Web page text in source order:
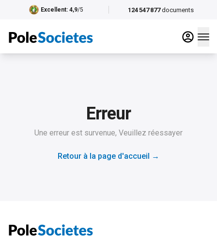
124 547 877 documents
Excellent: 4,9/5
Erreur
Une erreur est survenue, Veuillez réessayer
Retour à la page d'accueil →